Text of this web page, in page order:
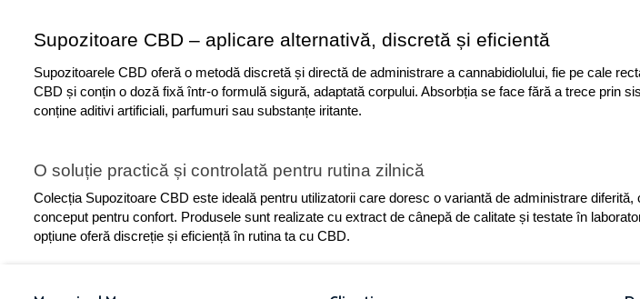
Supozitoare CBD – aplicare alternativă, discretă și eficientă
Supozitoarele CBD oferă o metodă discretă și directă de administrare a cannabidiolului, fie pe cale
CBD și conțin o doză fixă într-o formulă sigură, adaptată corpului. Absorbția se face fără a trece prin
conține aditivi artificiali, parfumuri sau substanțe iritante.
O soluție practică și controlată pentru rutina zilnică
Colecția Supozitoare CBD este ideală pentru utilizatorii care doresc o variantă de administrare
conceput pentru confort. Produsele sunt realizate cu extract de cânepă de calitate și testate în
opțiune oferă discreție și eficiență în rutina ta cu CBD.